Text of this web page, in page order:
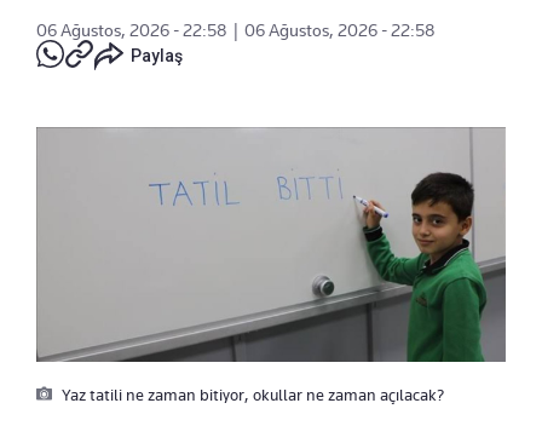
06 Ağustos, 2026 - 22:58
06 Ağustos, 2026 - 22:58
Paylaş
Yaz tatili ne zaman bitiyor, okullar ne zaman açılacak?